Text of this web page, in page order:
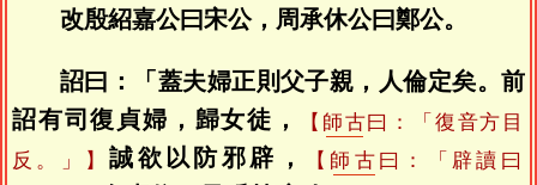
改殷紹嘉公曰宋公，周承休公曰鄭公。
詔曰：「蓋夫婦正則父子親，人倫定矣。前
詔有司復貞婦，歸女徒，
【 師古曰：「復音方目
反。」】誠欲以防邪辟， 【 師古 曰：「辟讀曰